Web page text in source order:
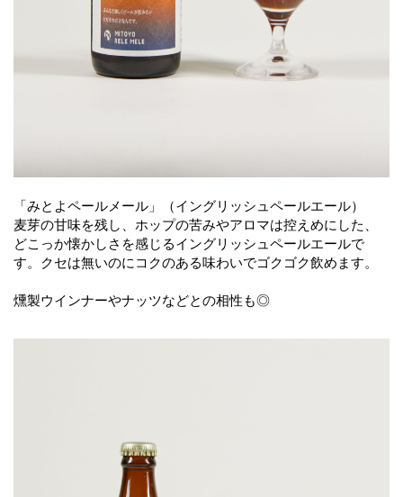
「みとよペールメール」（イングリッシュペールエール）
麦芽の甘味を残し、ホップの苦みやアロマは控えめにした、
どこっか懐かしさを感じるイングリッシュペールエールで
す。クセは無いのにコクのある味わいでゴクゴク飲めます。
燻製ウインナーやナッツなどとの相性も◎